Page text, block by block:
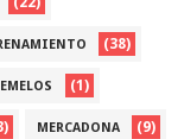
(38)
(1)
MERCADONA (9)